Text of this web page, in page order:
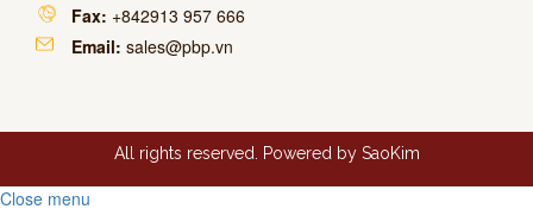
Fax: +842913 957 666
Email: sales@pbp.vn
All rights reserved. Powered by SaoKim
Close menu